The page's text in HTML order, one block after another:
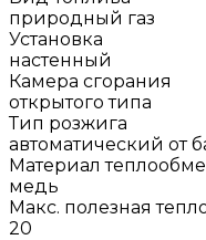
природный газ
Установка
настенный
Камера сгорания
открытого типа
Тип розжига
автоматический от
Материал
медь
Макс. полезная
20